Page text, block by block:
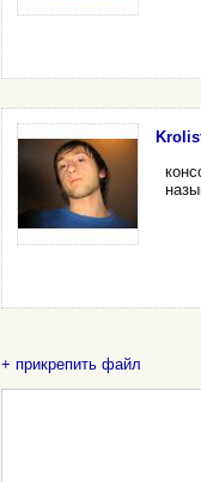
+ прикрепить файл